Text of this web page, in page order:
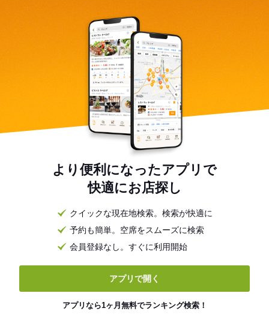
より便利になったアプリで
快適にお店探し
クイックな現在地検索。検索が快適に
予約も簡単。空席をスムーズに検索
会員登録なし。すぐに利用開始
アプリで開く
アプリなら1ヶ月無料でランキング検索！